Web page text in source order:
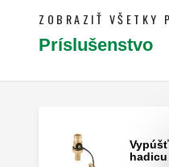
ZOBRAZIŤ VŠETKY
Príslušenstvo
hadicu